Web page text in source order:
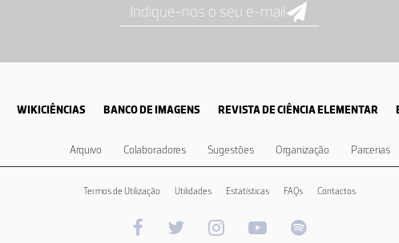
WIKICIÊNCIAS BANCO DE IMAGENS REVISTA DE CIÊNCIA ELEMENTAR
Arquivo Colaboradores Sugestões Organização Parcerias
Termos de Utilização Utilidades Estatísticas FAQs Contactos